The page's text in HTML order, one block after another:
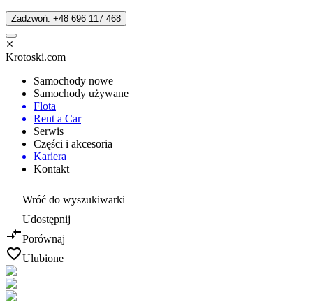
Zadzwoń: +48 696 117 468
Krotoski.com
Samochody nowe
Samochody używane
Flota
Rent a Car
Serwis
Części i akcesoria
Kariera
Kontakt
Wróć do wyszukiwarki
Udostępnij
Porównaj
Ulubione